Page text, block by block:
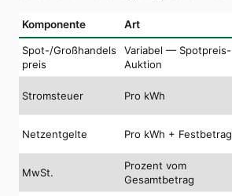
Komponente Art
Spot-/Großhandels
preis
Variabel — Spotpreis-
Auktion
Stromsteuer Pro kWh
Netzentgelte Pro kWh + Festbetrag
MwSt.
Prozent vom
Gesamtbetrag